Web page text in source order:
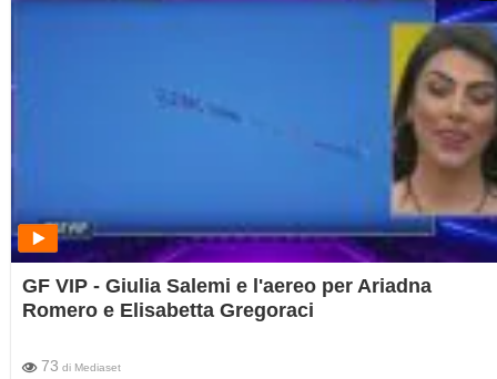
GF VIP - Giulia Salemi e l'aereo per Ariadna
Romero e Elisabetta Gregoraci
73 di Mediaset